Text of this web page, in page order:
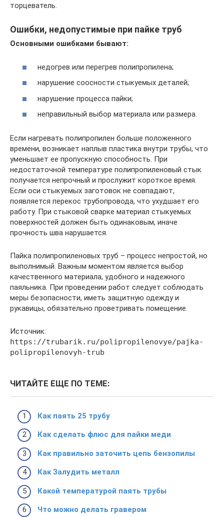
торцеватель.
Ошибки, недопустимые при пайке труб
Основными ошибками бывают:
недогрев или перегрев полипропилена;
нарушение соосности стыкуемых деталей;
нарушение процесса пайки;
неправильный выбор материала или размера.
Если нагревать полипропилен больше положенного
времени, возникает наплыв пластика внутри трубы, что
уменьшает ее пропускную способность. При
недостаточной температуре полипропиленовый стык
получается непрочный и прослужит короткое время.
Если оси стыкуемых заготовок не совпадают,
появляется перекос трубопровода, что ухудшает его
работу. При стыковой сварке материал стыкуемых
поверхностей должен быть одинаковым, иначе
прочность шва нарушается.
Пайка полипропиленовых труб – процесс непростой, но
выполнимый. Важным моментом является выбор
качественного материала, удобного и надежного
паяльника. При проведении работ следует соблюдать
меры безопасности, иметь защитную одежду и
рукавицы, обязательно проветривать помещение.
Источник:
https://trubarik.ru/polipropilenovye/pajka-
polipropilenovyh-trub
ЧИТАЙТЕ ЕЩЕ ПО ТЕМЕ:
Как паять 25 трубу
Как сделать флюс для пайки меди
Как правильно заточить цепь бензопилы
Как Залудить металл
Какой температурой паять трубы
Что можно делать гравером